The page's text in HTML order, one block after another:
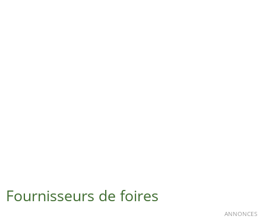
Fournisseurs de foires
ANNONCES